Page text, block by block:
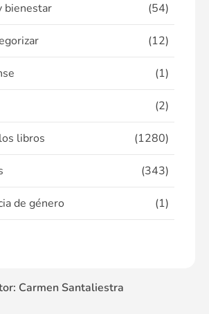
bienestar (54)
(12)
(1)
(2)
libros (1280)
(343)
de género (1)
Carmen Santaliestra